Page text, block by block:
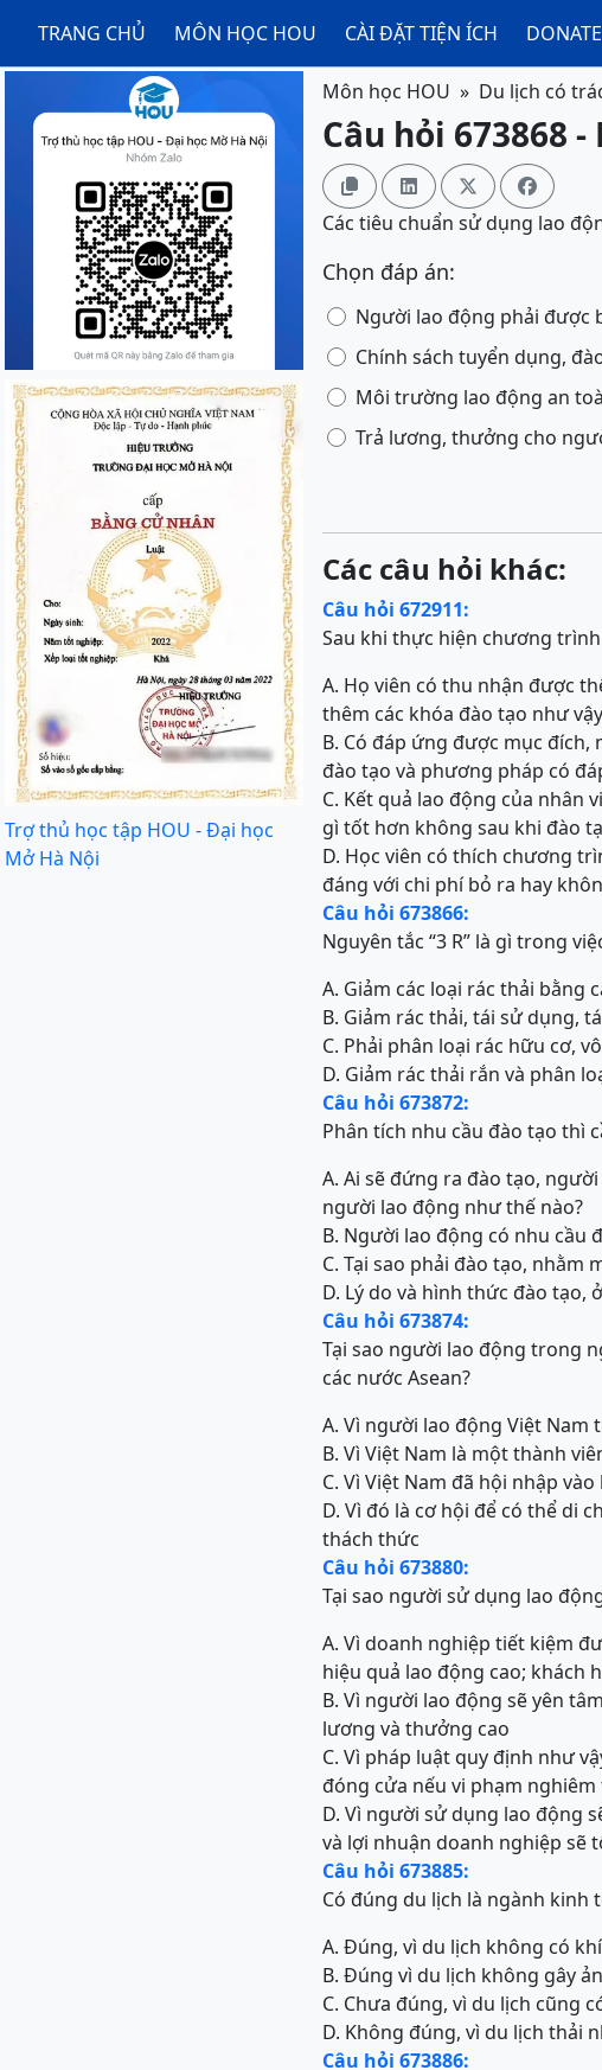
TRANG CHỦ MÔN HỌC HOU CÀI ĐẶT TIỆN ÍCH DONATE
Trợ thủ học tập HOU - Đại học
Mở Hà Nội
Môn học HOU Du lịch có
Câu hỏi 673868
   
Các tiêu chuẩn sử dụng lao
Chọn đáp án:
Người lao động phải được
Chính sách tuyển dụng,
Môi trường lao động an
Trả lương, thưởng cho
Các câu hỏi khác:
Câu hỏi 672911:
Sau khi thực hiện chương
A. Họ viên có thu nhận được
thêm các khóa đào tạo như
B. Có đáp ứng được mục
đào tạo và phương pháp có
C. Kết quả lao động của nhân
gì tốt hơn không sau khi đào
D. Học viên có thích chương
đáng với chi phí bỏ ra hay
Câu hỏi 673866:
Nguyên tắc “3 R” là gì trong
A. Giảm các loại rác thải bằng
B. Giảm rác thải, tái sử dụng,
C. Phải phân loại rác hữu cơ,
D. Giảm rác thải rắn và phân
Câu hỏi 673872:
Phân tích nhu cầu đào tạo thì
A. Ai sẽ đứng ra đào tạo,
người lao động như thế nào?
B. Người lao động có nhu cầu
C. Tại sao phải đào tạo, nhằm
D. Lý do và hình thức đào tạo,
Câu hỏi 673874:
Tại sao người lao động trong
các nước Asean?
A. Vì người lao động Việt Nam
B. Vì Việt Nam là một thành
C. Vì Việt Nam đã hội nhập
D. Vì đó là cơ hội để có thể di
thách thức
Câu hỏi 673880:
Tại sao người sử dụng lao
A. Vì doanh nghiệp tiết kiệm
hiệu quả lao động cao; khách
B. Vì người lao động sẽ yên
lương và thưởng cao
C. Vì pháp luật quy định như
đóng cửa nếu vi phạm
D. Vì người sử dụng lao động
và lợi nhuận doanh nghiệp sẽ
Câu hỏi 673885:
Có đúng du lịch là ngành
A. Đúng, vì du lịch không có
B. Đúng vì du lịch không gây
C. Chưa đúng, vì du lịch cũng
D. Không đúng, vì du lịch thải
Câu hỏi 673886: